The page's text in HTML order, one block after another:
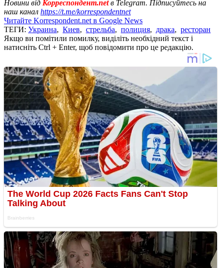
Новини від Корреспондент.netв Telegram. Підписуйтесь на
наш канал https://t.me/korrespondentnet
Читайте Korrespondent.net в Google News
ТЕГИ: Украина, Киев, стрельба, полиция, драка, ресторан
Якщо ви помітили помилку, виділіть необхідний текст і
натисніть Ctrl + Enter, щоб повідомити про це редакцію.